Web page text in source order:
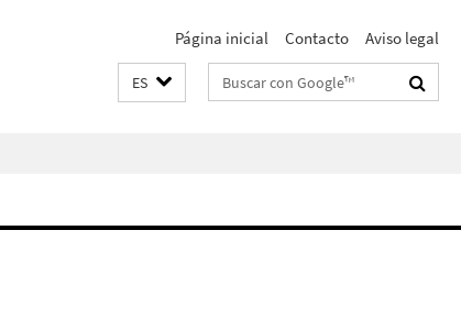
Página inicial Contacto Aviso legal
ES Suchbegriffe